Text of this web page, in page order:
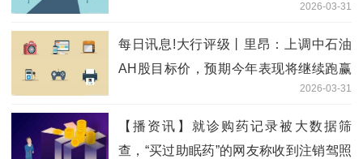
2026-03-31
每日讯息!大行评级丨里昂：上调中石油
AH股目标价，预期今年表现将继续跑赢
2026-03-31
【播资讯】就诊购药记录被大数据筛
查，“买过助眠药”的网友称收到注销驾照